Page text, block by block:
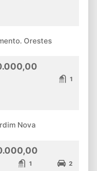
Orestes
1
Nova
1 2